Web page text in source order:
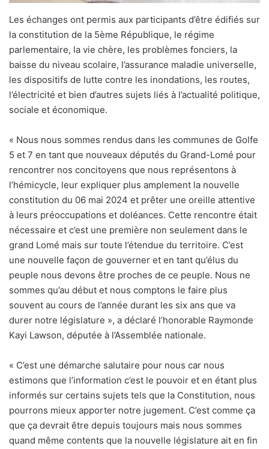
Les échanges ont permis aux participants d’être édifiés sur
la constitution de la 5ème République, le régime
parlementaire, la vie chère, les problèmes fonciers, la
baisse du niveau scolaire, l’assurance maladie universelle,
les dispositifs de lutte contre les inondations, les routes,
l’électricité et bien d’autres sujets liés à l’actualité politique,
sociale et économique.
« Nous nous sommes rendus dans les communes de Golfe
5 et 7 en tant que nouveaux députés du Grand-Lomé pour
rencontrer nos concitoyens que nous représentons à
l’hémicycle, leur expliquer plus amplement la nouvelle
constitution du 06 mai 2024 et prêter une oreille attentive
à leurs préoccupations et doléances. Cette rencontre était
nécessaire et c’est une première non seulement dans le
grand Lomé mais sur toute l’étendue du territoire. C’est
une nouvelle façon de gouverner et en tant qu’élus du
peuple nous devons être proches de ce peuple. Nous ne
sommes qu’au début et nous comptons le faire plus
souvent au cours de l’année durant les six ans que va
durer notre législature », a déclaré l’honorable Raymonde
Kayi Lawson, députée à l’Assemblée nationale.
« C’est une démarche salutaire pour nous car nous
estimons que l’information c’est le pouvoir et en étant plus
informés sur certains sujets tels que la Constitution, nous
pourrons mieux apporter notre jugement. C’est comme ça
que ça devrait être depuis toujours mais nous sommes
quand même contents que la nouvelle législature ait en fin